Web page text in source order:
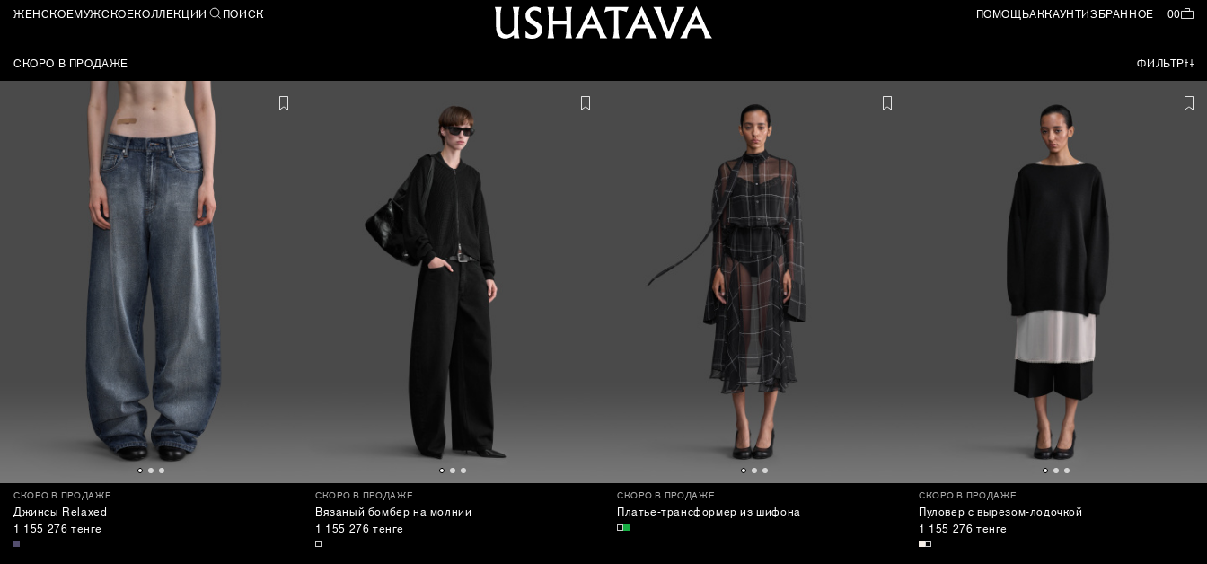
ЖЕНСКОЕМУЖСКОЕКОЛЛЕКЦИИ ПОИСК ПОМОЩЬАККАУНТИЗБРАННОЕ 00
СКОРО В ПРОДАЖЕ ФИЛЬТР
СКОРО В ПРОДАЖЕ
Джинсы Relaxed
1 155 276 тенге
СКОРО В ПРОДАЖЕ
Вязаный бомбер на молнии
1 155 276 тенге
СКОРО В ПРОДАЖЕ
Платье-трансформер из шифона
СКОРО В ПРОДАЖЕ
Пуловер с вырезом-лодочкой
1 155 276 тенге